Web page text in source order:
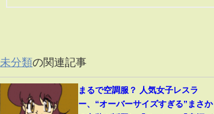
未分類の関連記事
まるで空調服？ 人気女子レスラ
ー、“オーバーサイズすぎる”まさか